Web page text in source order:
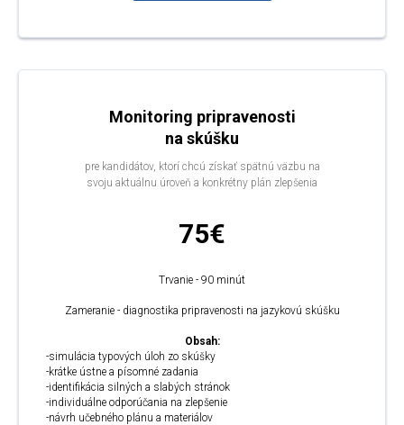
Monitoring pripravenosti
na skúšku
pre kandidátov, ktorí chcú získať spätnú väzbu na
svoju aktuálnu úroveň a konkrétny plán zlepšenia
75€
Trvanie - 90 minút
Zameranie - diagnostika pripravenosti na jazykovú skúšku
Obsah:
-simulácia typových úloh zo skúšky
-krátke ústne a písomné zadania
-identifikácia silných a slabých stránok
-individuálne odporúčania na zlepšenie
-návrh učebného plánu a materiálov